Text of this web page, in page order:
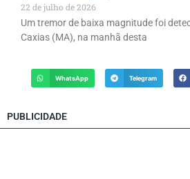
22 de julho de 2026
Um tremor de baixa magnitude foi
Caxias (MA), na manhã desta
WhatsApp Telegram
PUBLICIDADE